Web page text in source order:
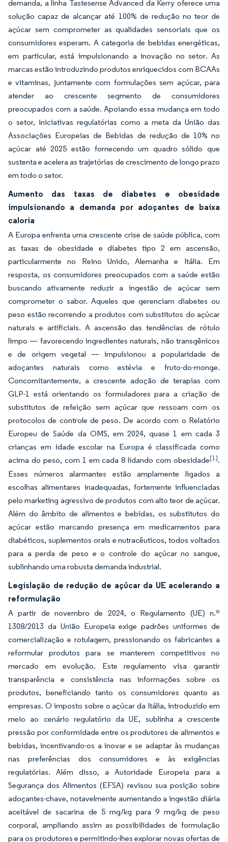
demanda, a linha Tastesense Advanced da Kerry oferece uma
solução capaz de alcançar até 100% de redução no teor de
açúcar sem comprometer as qualidades sensoriais que os
consumidores esperam. A categoria de bebidas energéticas,
em particular, está impulsionando a inovação no setor. As
marcas estão introduzindo produtos enriquecidos com BCAAs
e vitaminas, juntamente com formulações sem açúcar, para
atender ao crescente segmento de consumidores
preocupados com a saúde. Apoiando essa mudança em todo
o setor, iniciativas regulatórias como a meta da União das
Associações Europeias de Bebidas de redução de 10% no
açúcar até 2025 estão fornecendo um quadro sólido que
sustenta e acelera as trajetórias de crescimento de longo prazo
em todo o setor.
Aumento das taxas de diabetes e obesidade
impulsionando a demanda por adoçantes de baixa
caloria
A Europa enfrenta uma crescente crise de saúde pública, com
as taxas de obesidade e diabetes tipo 2 em ascensão,
particularmente no Reino Unido, Alemanha e Itália. Em
resposta, os consumidores preocupados com a saúde estão
buscando ativamente reduzir a ingestão de açúcar sem
comprometer o sabor. Aqueles que gerenciam diabetes ou
peso estão recorrendo a produtos com substitutos do açúcar
naturais e artificiais. A ascensão das tendências de rótulo
limpo — favorecendo ingredientes naturais, não transgênicos
e de origem vegetal — impulsionou a popularidade de
adoçantes naturais como estévia e fruto-do-monge.
Concomitantemente, a crescente adoção de terapias com
GLP-1 está orientando os formuladores para a criação de
substitutos de refeição sem açúcar que ressoam com os
protocolos de controle de peso. De acordo com o Relatório
Europeu de Saúde da OMS, em 2024, quase 1 em cada 3
crianças em idade escolar na Europa é classificada como
acima do peso, com 1 em cada 8 lidando com obesidade[1].
Esses números alarmantes estão amplamente ligados a
escolhas alimentares inadequadas, fortemente influenciadas
pelo marketing agressivo de produtos com alto teor de açúcar.
Além do âmbito de alimentos e bebidas, os substitutos do
açúcar estão marcando presença em medicamentos para
diabéticos, suplementos orais e nutracêuticos, todos voltados
para a perda de peso e o controle do açúcar no sangue,
sublinhando uma robusta demanda industrial.
Legislação de redução de açúcar da UE acelerando a
reformulação
A partir de novembro de 2024, o Regulamento (UE) n.º
1308/2013 da União Europeia exige padrões uniformes de
comercialização e rotulagem, pressionando os fabricantes a
reformular produtos para se manterem competitivos no
mercado em evolução. Este regulamento visa garantir
transparência e consistência nas informações sobre os
produtos, beneficiando tanto os consumidores quanto as
empresas. O imposto sobre o açúcar da Itália, introduzido em
meio ao cenário regulatório da UE, sublinha a crescente
pressão por conformidade entre os produtores de alimentos e
bebidas, incentivando-os a inovar e se adaptar às mudanças
nas preferências dos consumidores e às exigências
regulatórias. Além disso, a Autoridade Europeia para a
Segurança dos Alimentos (EFSA) revisou sua posição sobre
adoçantes-chave, notavelmente aumentando a ingestão diária
aceitável de sacarina de 5 mg/kg para 9 mg/kg de peso
corporal, ampliando assim as possibilidades de formulação
para os produtores e permitindo-lhes explorar novas ofertas de